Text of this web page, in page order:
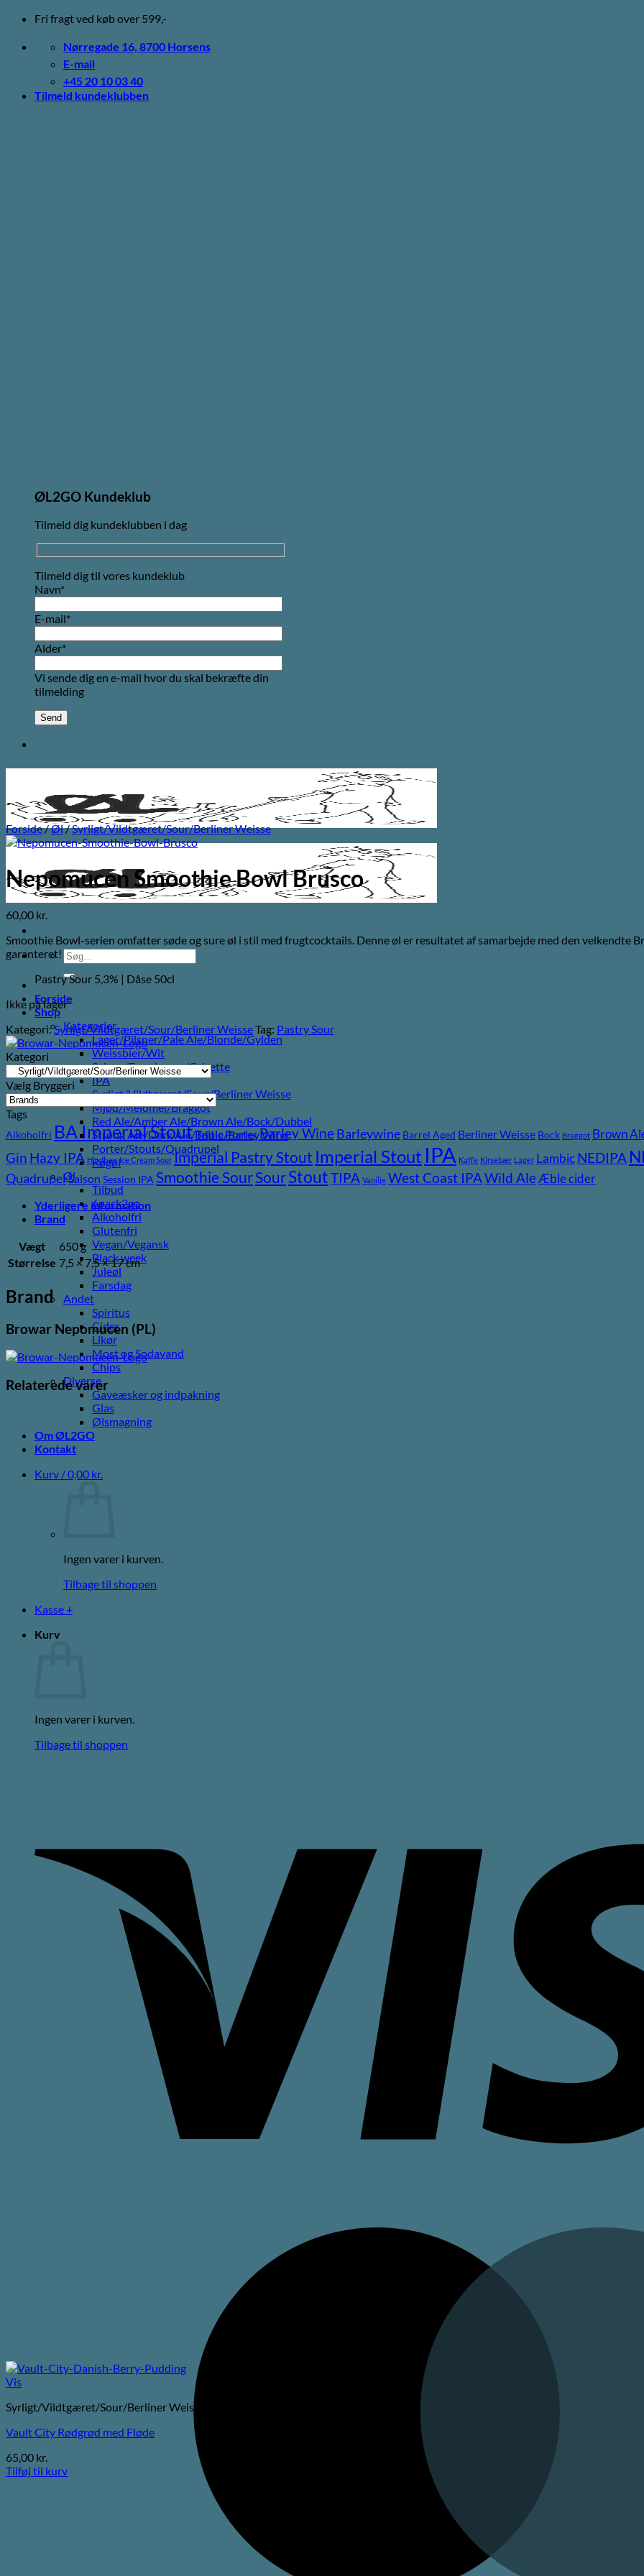
Fortsæt
indhold
Fri fragt ved køb over 599,-
Nørregade 16, 8700 Horsens
E-mail
+45 20 10 03 40
Tilmeld kundeklubben
ØL2GO Kundeklub
Tilmeld dig kundeklubben i dag
Tilmeld dig til vores kundeklub
Navn*
E-mail*
Alder*
Vi sende dig en e-mail hvor du skal bekræfte din
tilmelding
Søg
efter:
Forside
Shop
Kategorier
Lager/Pilsner/Pale Ale/Blonde/Gylden
Weissbier/Wit
Saison/Farmhouse/Grisette
IPA
Syrligt/Vildtgæret/Sour/Berliner Weisse
Mjød/Melomel/Braggot
Red Ale/Amber Ale/Brown Ale/Bock/Dubbel
Strong Ale/Dark Ale/Triple/Barley Wine
Porter/Stouts/Quadrupel
Røgøl
Øl
Tilbud
6pack2go
Alkoholfri
Glutenfri
Vegan/Vegansk
Black week
Juleøl
Farsdag
Andet
Spiritus
Cider
Likør
Most og Sodavand
Chips
Diverse
Gaveæsker og indpakning
Glas
Ølsmagning
Om ØL2GO
Kontakt
Kurv /0,00 kr.
Ingen varer i kurven.
Tilbage til shoppen
Kasse +
Kurv
Ingen varer i kurven.
Tilbage til shoppen
Forside/Øl/Syrligt/Vildtgæret/Sour/Berliner Weisse
Nepomucen Smoothie Bowl Brusco
60,00 kr.
Smoothie Bowl-serien omfatter søde og sure øl i stil med frugtcocktails. Denne øl er resultatet af samarbejde med den velkendte
garanteret!
Pastry Sour 5,3% | Dåse 50cl
Ikke på lager
Kategori:Syrligt/Vildtgæret/Sour/Berliner WeisseTag: Pastry Sour
Kategori
Vælg Bryggeri
Tags
Alkoholfri BA Imperial StoutBaltic Porter Barley Wine Barleywine Barrel Aged Berliner Weisse Bock Braggot Brown
Gin Hazy IPA Hindbær Ice Cream Sour Imperial Pastry Stout Imperial Stout IPA Kaffe Kirsebær Lager LambicNEDIPA
QuadrupelSaison Session IPA Smoothie SourSourStoutTIPA Vanilje West Coast IPAWild AleÆble cider
Yderligere information
Brand
Vægt
650 g
Størrelse 7,5 × 7,5 × 17 cm
Brand
Browar Nepomucen (PL)
Relaterede varer
Vis
Syrligt/Vildtgæret/Sour/Berliner Weisse
Vault City Rødgrød med Fløde
65,00 kr.
Tilføj til kurv